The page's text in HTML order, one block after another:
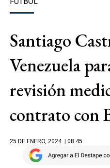
Santiago
Venezuela
revisión
contrato con
25 DE ENERO, 2024 | 08.45